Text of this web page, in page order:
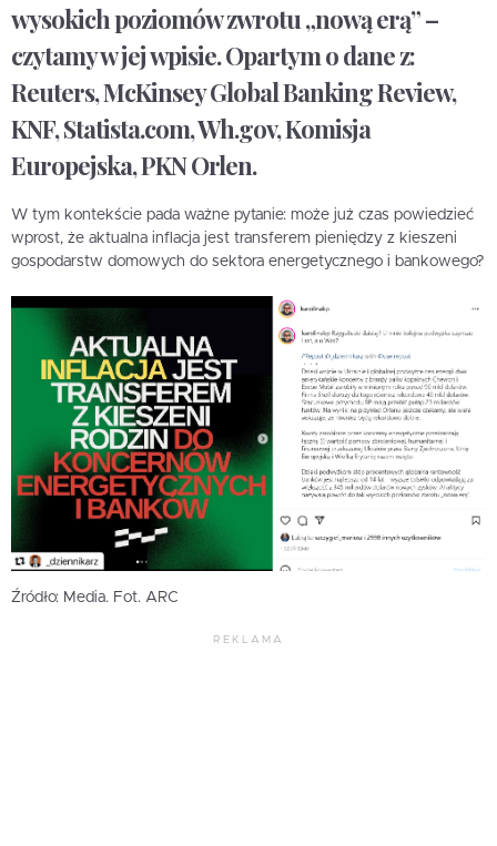
wysokich poziomów zwrotu „nową erą” –
czytamy w jej wpisie. Opartym o dane z:
Reuters, McKinsey Global Banking Review,
KNF, Statista.com, Wh.gov, Komisja
Europejska, PKN Orlen.
W tym kontekście pada ważne pytanie: może już czas powiedzieć
wprost, że aktualna inflacja jest transferem pieniędzy z kieszeni
gospodarstw domowych do sektora energetycznego i bankowego?
Źródło: Media. Fot. ARC
REKLAMA